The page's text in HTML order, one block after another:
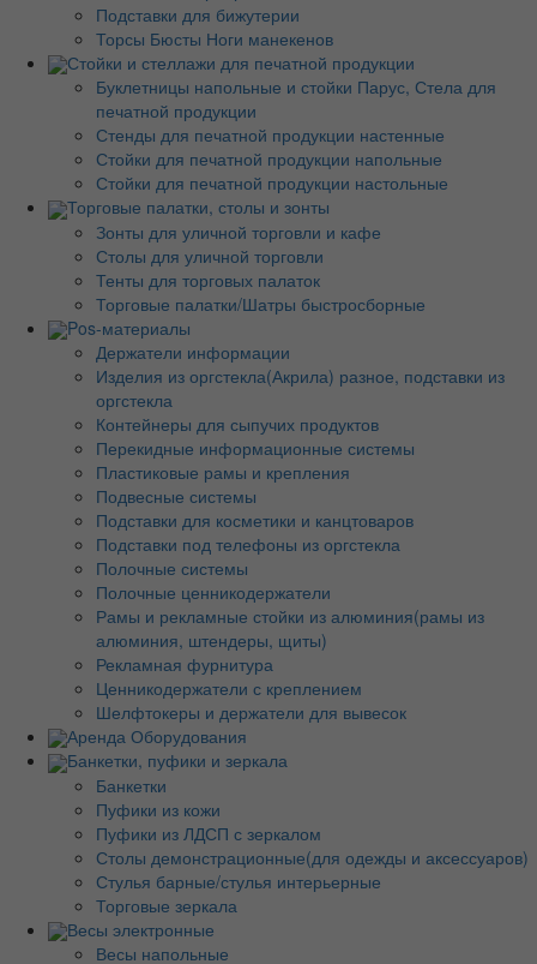
Подставки для бижутерии
Торсы Бюсты Ноги манекенов
Стойки и стеллажи для печатной продукции
Буклетницы напольные и стойки Парус, Стела для
печатной продукции
Стенды для печатной продукции настенные
Стойки для печатной продукции напольные
Стойки для печатной продукции настольные
Торговые палатки, столы и зонты
Зонты для уличной торговли и кафе
Столы для уличной торговли
Тенты для торговых палаток
Торговые палатки/Шатры быстросборные
Pos-материалы
Держатели информации
Изделия из оргстекла(Акрила) разное, подставки из
оргстекла
Контейнеры для сыпучих продуктов
Перекидные информационные системы
Пластиковые рамы и крепления
Подвесные системы
Подставки для косметики и канцтоваров
Подставки под телефоны из оргстекла
Полочные системы
Полочные ценникодержатели
Рамы и рекламные стойки из алюминия(рамы из
алюминия, штендеры, щиты)
Рекламная фурнитура
Ценникодержатели с креплением
Шелфтокеры и держатели для вывесок
Аренда Оборудования
Банкетки, пуфики и зеркала
Банкетки
Пуфики из кожи
Пуфики из ЛДСП с зеркалом
Столы демонстрационные(для одежды и аксессуаров)
Стулья барные/стулья интерьерные
Торговые зеркала
Весы электронные
Весы напольные